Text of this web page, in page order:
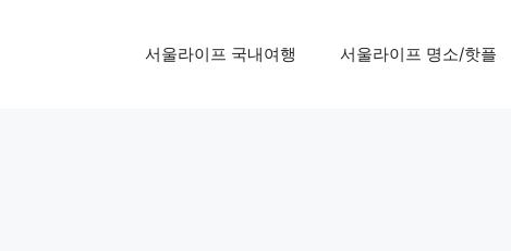
서울라이프 국내여행 서울라이프 명소/핫플